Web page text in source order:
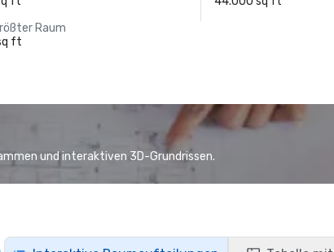
Raum
ft
und interaktiven 3D-Grundrissen.